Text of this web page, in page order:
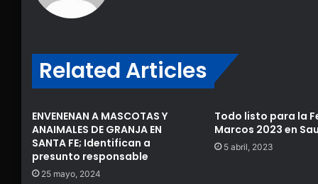
Related Articles
ENVENENAN A MASCOTAS Y
ANAIMALES DE GRANJA EN
SANTA FE; Identifican a
presunto responsable
25 mayo, 2024
Todo listo para la
Marcos 2023 en
5 abril, 2023